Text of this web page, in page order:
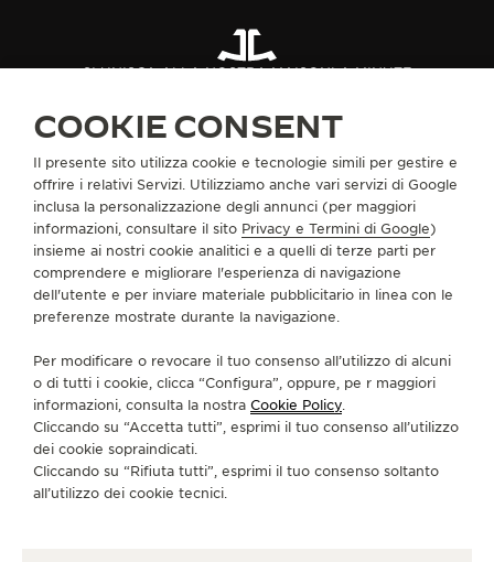
SI UNISCA ALLA NOSTRA MAISONLA MINUTE
VAI ALLA PAGINA INSTAGRAM DI JAEGER-
VAI ALLA PAGINA LINKEDIN DI JAEGER-
VAI ALLA PAGINA FACEBOOK DI
VAI ALLA PAGINA YOUTUBE
VAI ALLA PAGINA
VAI ALLA PAGINA
ISCRIVERSI ALLA NEWSLETTER
INFORMAZIONI SU DI NOI
SERVIZI
CONTATTI
COOKIE CONSENT
Il presente sito utilizza cookie e tecnologie simili per gestire e
offrire i relativi Servizi. Utilizziamo anche vari servizi di Google
inclusa la personalizzazione degli annunci (per maggiori
informazioni, consultare il sito Privacy e Termini di Google)
insieme ai nostri cookie analitici e a quelli di terze parti per
comprendere e migliorare l'esperienza di navigazione
dell'utente e per inviare materiale pubblicitario in linea con le
preferenze mostrate durante la navigazione.
Per modificare o revocare il tuo consenso all’utilizzo di alcuni
o di tutti i cookie, clicca “Configura”, oppure, pe r maggiori
informazioni, consulta la nostra Cookie Policy.
Cliccando su “Accetta tutti”, esprimi il tuo consenso all’utilizzo
dei cookie sopraindicati.
Cliccando su “Rifiuta tutti”, esprimi il tuo consenso soltanto
all’utilizzo dei cookie tecnici.